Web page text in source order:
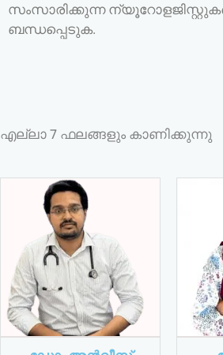
സംസാരിക്കുന്ന
ബന്ധപ്പെടുക.
എല്ലാ 7 ഫലങ്ങളും കാണിക്കുന്നു